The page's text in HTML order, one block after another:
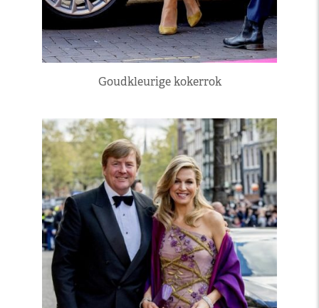
Goudkleurige kokerrok